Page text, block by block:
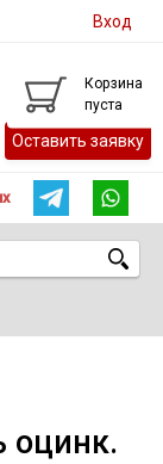
Вход
Корзина
пуста
Оставить заявку
оцинк.